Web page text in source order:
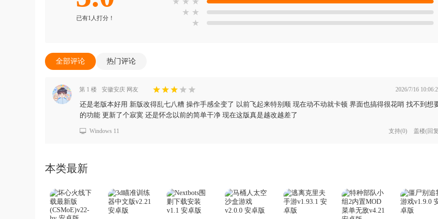
已有1人打分！
★ ★
★
全部评论 热门评论
第 1 楼 安徽安庆 网友 2026/7/16
还是老版本好用 新版改得乱七八糟 操作手感全变了 以前飞起来特别顺 现在动不动就卡顿 界面也搞得很花哨 找不到想
的功能 更新了个寂寞 还是怀念以前的简单干净 现在这版真是越改越差了
Windows 11 支持(0) 盖楼(回
本类最新